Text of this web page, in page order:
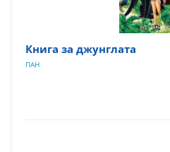
Книга за джунглата
ПАН